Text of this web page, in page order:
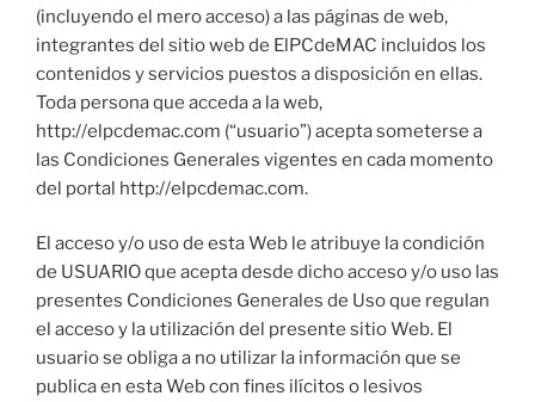
(incluyendo el mero acceso) a las páginas de web,
integrantes del sitio web de ElPCdeMAC incluidos los
contenidos y servicios puestos a disposición en ellas.
Toda persona que acceda a la web,
http://elpcdemac.com (“usuario”) acepta someterse a
las Condiciones Generales vigentes en cada momento
del portal http://elpcdemac.com.
El acceso y/o uso de esta Web le atribuye la condición
de USUARIO que acepta desde dicho acceso y/o uso las
presentes Condiciones Generales de Uso que regulan
el acceso y la utilización del presente sitio Web. El
usuario se obliga a no utilizar la información que se
publica en esta Web con fines ilícitos o lesivos